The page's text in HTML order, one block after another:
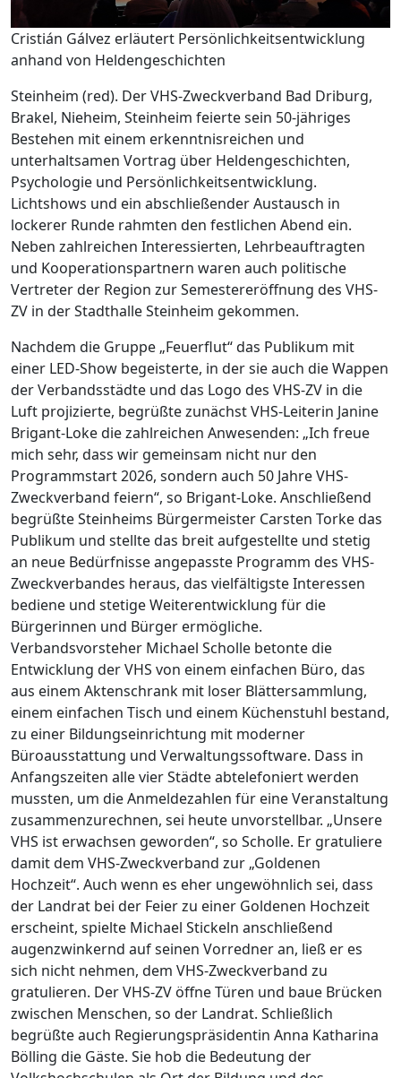
Cristián Gálvez erläutert Persönlichkeitsentwicklung
anhand von Heldengeschichten
Steinheim (red). Der VHS-Zweckverband Bad Driburg,
Brakel, Nieheim, Steinheim feierte sein 50-jähriges
Bestehen mit einem erkenntnisreichen und
unterhaltsamen Vortrag über Heldengeschichten,
Psychologie und Persönlichkeitsentwicklung.
Lichtshows und ein abschließender Austausch in
lockerer Runde rahmten den festlichen Abend ein.
Neben zahlreichen Interessierten, Lehrbeauftragten
und Kooperationspartnern waren auch politische
Vertreter der Region zur Semestereröffnung des VHS-
ZV in der Stadthalle Steinheim gekommen.
Nachdem die Gruppe „Feuerflut“ das Publikum mit
einer LED-Show begeisterte, in der sie auch die Wappen
der Verbandsstädte und das Logo des VHS-ZV in die
Luft projizierte, begrüßte zunächst VHS-Leiterin Janine
Brigant-Loke die zahlreichen Anwesenden: „Ich freue
mich sehr, dass wir gemeinsam nicht nur den
Programmstart 2026, sondern auch 50 Jahre VHS-
Zweckverband feiern“, so Brigant-Loke. Anschließend
begrüßte Steinheims Bürgermeister Carsten Torke das
Publikum und stellte das breit aufgestellte und stetig
an neue Bedürfnisse angepasste Programm des VHS-
Zweckverbandes heraus, das vielfältigste Interessen
bediene und stetige Weiterentwicklung für die
Bürgerinnen und Bürger ermögliche.
Verbandsvorsteher Michael Scholle betonte die
Entwicklung der VHS von einem einfachen Büro, das
aus einem Aktenschrank mit loser Blättersammlung,
einem einfachen Tisch und einem Küchenstuhl bestand,
zu einer Bildungseinrichtung mit moderner
Büroausstattung und Verwaltungssoftware. Dass in
Anfangszeiten alle vier Städte abtelefoniert werden
mussten, um die Anmeldezahlen für eine Veranstaltung
zusammenzurechnen, sei heute unvorstellbar. „Unsere
VHS ist erwachsen geworden“, so Scholle. Er gratuliere
damit dem VHS-Zweckverband zur „Goldenen
Hochzeit“. Auch wenn es eher ungewöhnlich sei, dass
der Landrat bei der Feier zu einer Goldenen Hochzeit
erscheint, spielte Michael Stickeln anschließend
augenzwinkernd auf seinen Vorredner an, ließ er es
sich nicht nehmen, dem VHS-Zweckverband zu
gratulieren. Der VHS-ZV öffne Türen und baue Brücken
zwischen Menschen, so der Landrat. Schließlich
begrüßte auch Regierungspräsidentin Anna Katharina
Bölling die Gäste. Sie hob die Bedeutung der